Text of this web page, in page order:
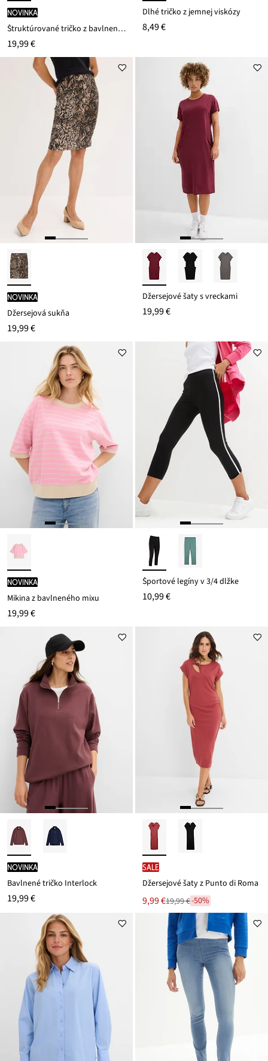
novinka
Štruktúrované tričko z bavlneného mixu
19,99 €
Dlhé tričko z jemnej viskózy
8,49 €
novinka
Džersejová sukňa
19,99 €
Džersejové šaty s vreckami
19,99 €
novinka
Mikina z bavlneného mixu
19,99 €
Športové legíny v 3/4 dĺžke
10,99 €
novinka
Bavlnené tričko Interlock
19,99 €
SALE
Džersejové šaty z Punto di Roma
Nová
cena
9,99 €
Zľava
19,99 €
19,99 €-50%